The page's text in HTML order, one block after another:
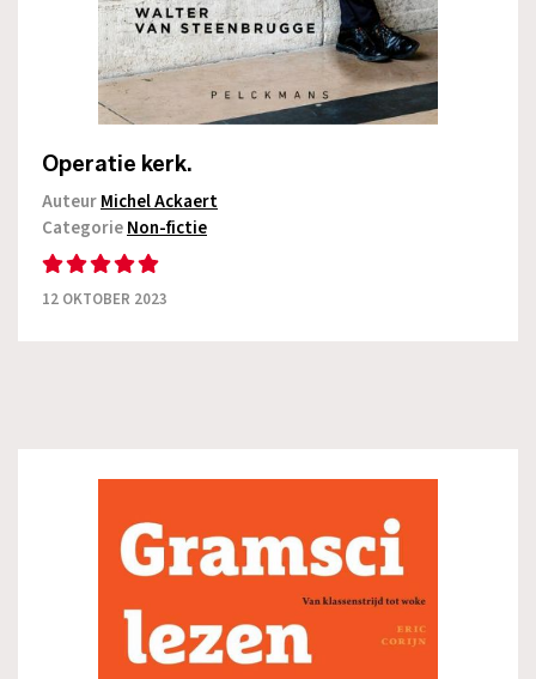
Operatie kerk.
AuteurMichel Ackaert
CategorieNon-fictie
12 OKTOBER 2023